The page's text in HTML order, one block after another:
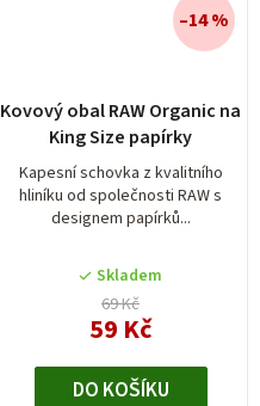
Kovový obal RAW Organic na
King Size papírky
Kapesní schovka z kvalitního
hliníku od společnosti RAW s
designem papírků...
Skladem
69 Kč
59 Kč
–14 %
DO KOŠÍKU